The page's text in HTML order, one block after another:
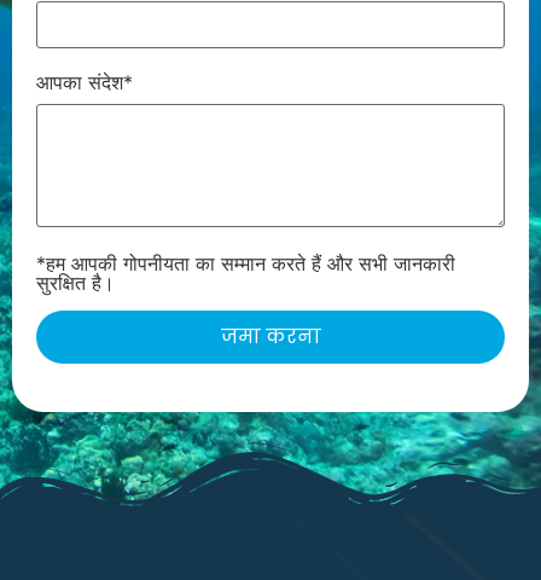
आपका संदेश*
*हम आपकी गोपनीयता का सम्मान करते हैं और सभी जानकारी
सुरक्षित है।